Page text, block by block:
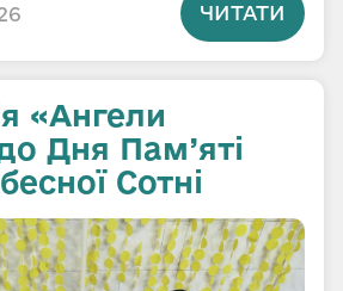
ЧИТАТИ
«Ангели
Дня Пам’яті
Сотні